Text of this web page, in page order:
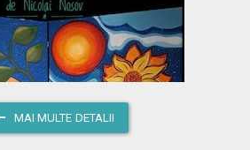
MAI MULTE DETALII